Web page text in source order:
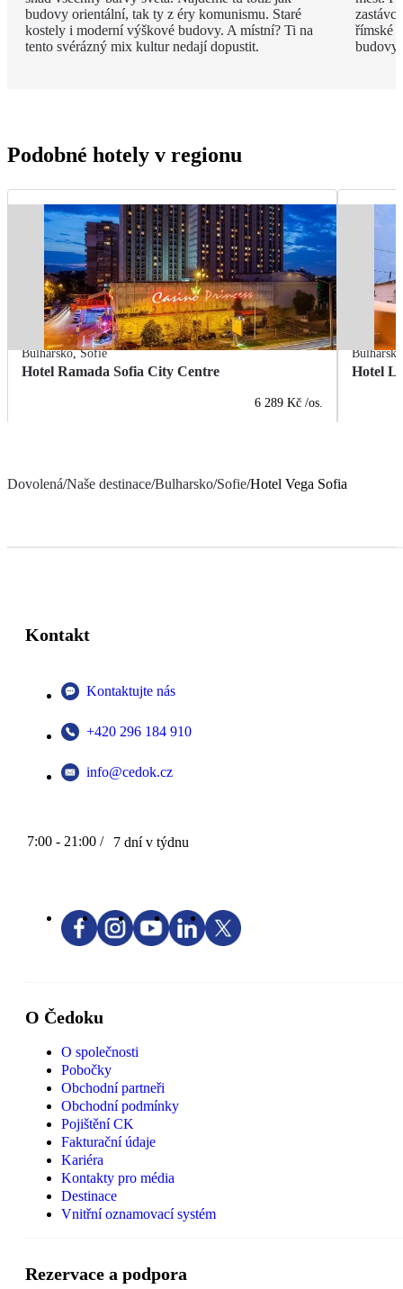
budovy orientální, tak ty z éry komunismu. Staré
kostely i moderní výškové budovy. A místní? Ti na
tento svérázný mix kultur nedají dopustit.
římské
budovy
Podobné hotely v regionu
Bulharsko,Sofie
Hotel Ramada Sofia City Centre
6 289 Kč /os.
Bulharsko
Hotel
Dovolená/Naše destinace/Bulharsko/Sofie/Hotel Vega Sofia
Kontakt
Kontaktujte nás
+420 296 184 910
info@cedok.cz
7:00 - 21:00 / 7 dní v týdnu
O Čedoku
O společnosti
Pobočky
Obchodní partneři
Obchodní podmínky
Pojištění CK
Fakturační údaje
Kariéra
Kontakty pro média
Destinace
Vnitřní oznamovací systém
Rezervace a podpora